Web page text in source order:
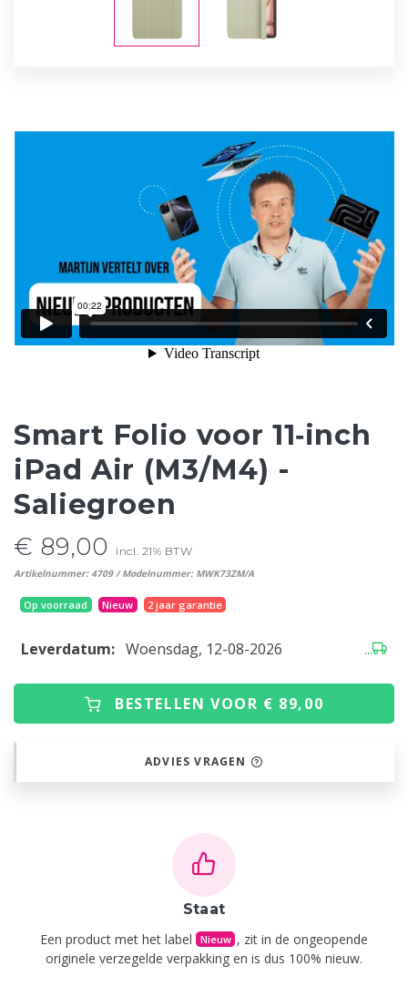
Smart Folio voor 11‑inch
iPad Air (M3/M4) -
Saliegroen
€ 89,00 incl. 21% BTW
Artikelnummer: 4709 / Modelnummer: MWK73ZM/A
Op voorraad Nieuw 2 jaar garantie
Leverdatum: Woensdag, 12-08-2026 ...
BESTELLEN VOOR € 89,00
ADVIES VRAGEN
Staat
Een product met het label Nieuw , zit in de ongeopende
originele verzegelde verpakking en is dus 100% nieuw.